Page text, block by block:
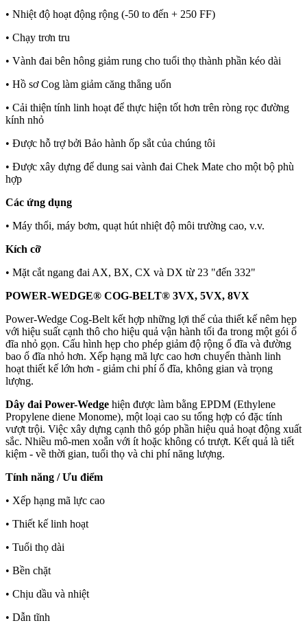
• Nhiệt độ hoạt động rộng (-50 to đến + 250 FF)
• Chạy trơn tru
• Vành đai bên hông giảm rung cho tuổi thọ thành phần kéo dài
• Hồ sơ Cog làm giảm căng thẳng uốn
• Cải thiện tính linh hoạt để thực hiện tốt hơn trên ròng rọc đường
kính nhỏ
• Được hỗ trợ bởi Bảo hành ốp sắt của chúng tôi
• Được xây dựng để dung sai vành đai Chek Mate cho một bộ phù
hợp
Các ứng dụng
• Máy thổi, máy bơm, quạt hút nhiệt độ môi trường cao, v.v.
Kích cỡ
• Mặt cắt ngang đai AX, BX, CX và DX từ 23 "đến 332"
POWER-WEDGE® COG-BELT® 3VX, 5VX, 8VX
Power-Wedge Cog-Belt kết hợp những lợi thế của thiết kế nêm hẹp
với hiệu suất cạnh thô cho hiệu quả vận hành tối đa trong một gói ổ
đĩa nhỏ gọn. Cấu hình hẹp cho phép giảm độ rộng ổ đĩa và đường
bao ổ đĩa nhỏ hơn. Xếp hạng mã lực cao hơn chuyển thành linh
hoạt thiết kế lớn hơn - giảm chi phí ổ đĩa, không gian và trọng
lượng.
Dây đai Power-Wedge hiện được làm bằng EPDM (Ethylene
Propylene diene Monome), một loại cao su tổng hợp có đặc tính
vượt trội. Việc xây dựng cạnh thô góp phần hiệu quả hoạt động xuất
sắc. Nhiều mô-men xoắn với ít hoặc không có trượt. Kết quả là tiết
kiệm - về thời gian, tuổi thọ và chi phí năng lượng.
Tính năng / Ưu điểm
• Xếp hạng mã lực cao
• Thiết kế linh hoạt
• Tuổi thọ dài
• Bền chặt
• Chịu dầu và nhiệt
• Dẫn tĩnh